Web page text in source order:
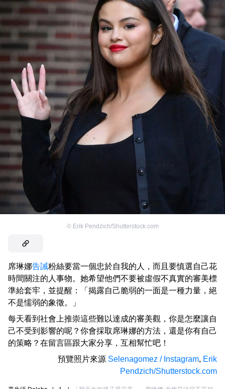
© Erik Pendzich/Shutterstock.com
席琳娜告誡粉絲要當一個忠於自我的人，而且要慎選自己花
時間關注的人事物。她希望他們不要被虛假不真實的審美標
準給套牢，並提醒：「揭露自己脆弱的一面是一種力量，絕
不是懦弱的象徵。」
每天看到社會上推崇這些難以達成的審美觀，你是怎麼讓自
己不受到影響的呢？你會採取席琳娜的方法，還是你有自己
的策略？在留言區跟大家分享，互相幫忙吧！
預覽照片來源 Selenagomez / Instagram, Erik
Pendzich/Shutterstock.com